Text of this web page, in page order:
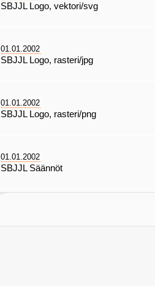
SBJJL Logo, vektori/svg
01.01.2002
SBJJL Logo, rasteri/jpg
01.01.2002
SBJJL Logo, rasteri/png
01.01.2002
SBJJL Säännöt